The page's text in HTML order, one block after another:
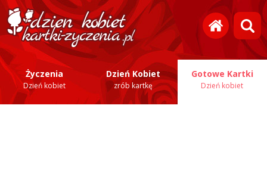
Życzenia
Dzień kobiet
Dzień Kobiet
zrób kartkę
Gotowe Kartki
Dzień kobiet